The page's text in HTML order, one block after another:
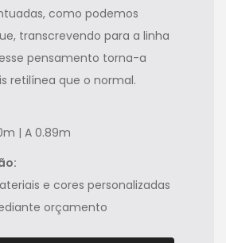
como podemos
transcrevendo para a linha
pensamento torna-a
retilínea que o normal.
| A 0.89m
e cores personalizadas
orçamento